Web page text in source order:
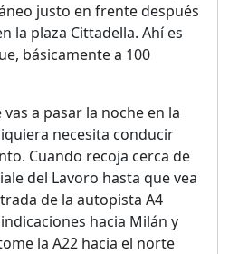
justo en frente después
la plaza Cittadella. Ahí es
básicamente a 100
a pasar la noche en la
necesita conducir
Cuando recoja cerca de
del Lavoro hasta que vea
de la autopista A4
hacia Milán y
la A22 hacia el norte